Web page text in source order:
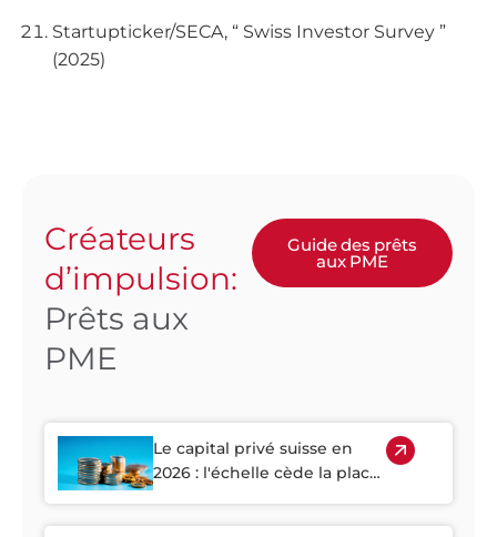
Startupticker/SECA, “ Swiss Investor Survey ”
(2025)
Créateurs
d’impulsion:
Prêts aux
PME
Guide des prêts
aux PME
Le capital privé suisse en
2026 : l'échelle cède la place